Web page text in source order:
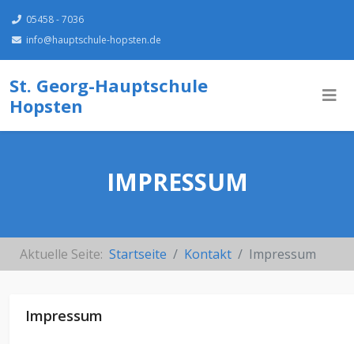
05458 - 7036
info@hauptschule-hopsten.de
St. Georg-Hauptschule
Hopsten
IMPRESSUM
Aktuelle Seite: Startseite Kontakt Impressum
Impressum